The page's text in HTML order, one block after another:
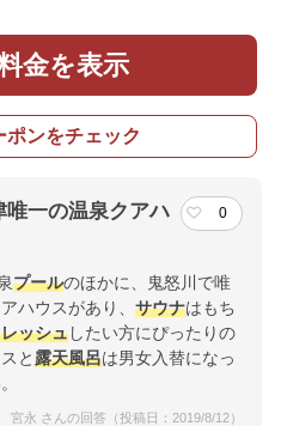
金を表示
ポンをチェック
一の温泉クアハ
0
プールのほかに、鬼怒川で唯
ハウスがあり、 サウナはもち
ッシュしたい方にぴったりの
と露天風呂は男女入替になっ
宮永 さんの回答（投稿日：2019/8/12）